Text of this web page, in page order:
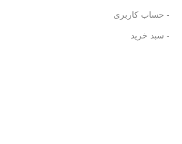
- حساب کاربری
- سبد خرید